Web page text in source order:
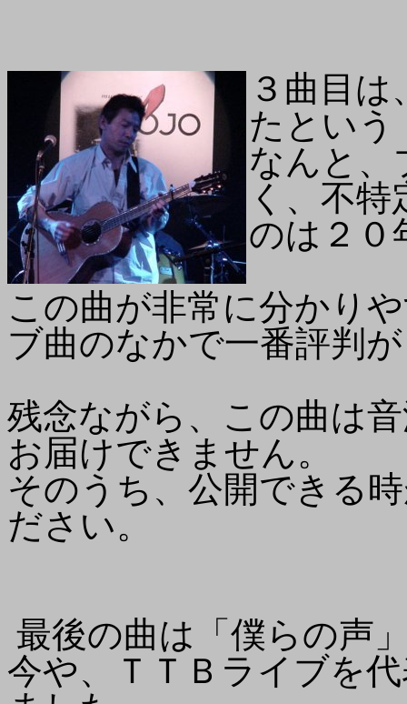
３曲目
たという
なんと、
く、不
のは２０
この曲が非常に分かり
ブ曲のなかで一番評判
残念ながら、この曲は
お届けできません。
そのうち、公開できる
ださい。
最後の曲は「僕らの声
今や、ＴＴＢライブを